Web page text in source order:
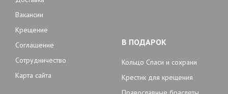
Вакансии
Крещение
Соглашение
Сотрудничество
Карта сайта
В ПОДАРОК
Кольцо Спаси и сохрани
Крестик для крещения